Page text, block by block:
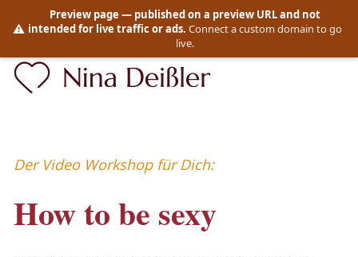
⚠️
Preview page — published on a preview URL and not
intended for live traffic or ads. Connect a custom domain to go
live.
Der Video Workshop für Dich:
How to be sexy